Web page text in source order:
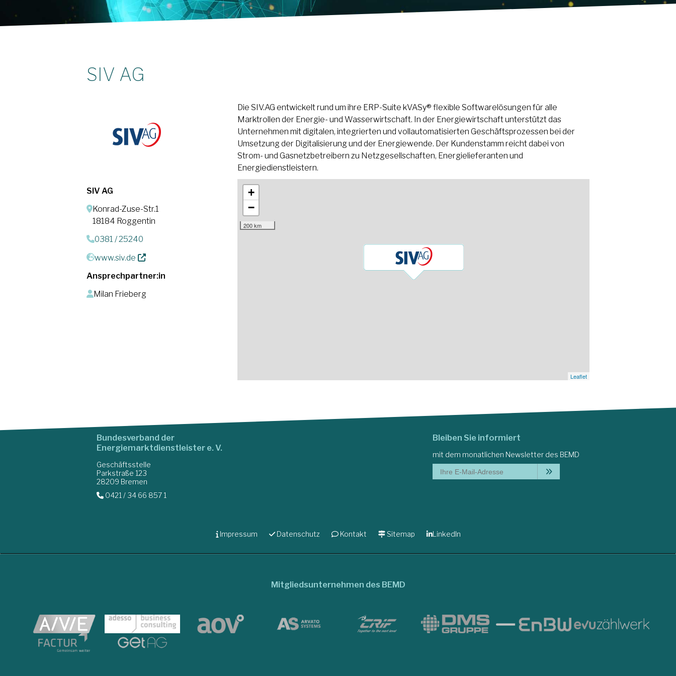
SIV AG
Die SIV.AG entwickelt rund um ihre ERP-Suite kVASy® flexible Softwarelösungen für alle
Marktrollen der Energie- und Wasserwirtschaft. In der Energiewirtschaft unterstützt das
Unternehmen mit digitalen, integrierten und vollautomatisierten Geschäftsprozessen bei der
Umsetzung der Digitalisierung und der Energiewende. Der Kundenstamm reicht dabei von
Strom- und Gasnetzbetreibern zu Netzgesellschaften, Energielieferanten und
Energiedienstleistern.
SIV AG
Konrad-Zuse-Str.1
18184 Roggentin
0381 / 25240
www.siv.de
Ansprechpartner:in
Milan Frieberg
+
−
200 km
Leaflet
Bundesverband der
Energiemarktdienstleister e. V.
Geschäftsstelle
Parkstraße 123
28209 Bremen
0421 / 34 66 857 1
Bleiben Sie informiert
mit dem monatlichen Newsletter des BEMD
Impressum Datenschutz Kontakt Sitemap LinkedIn
Mitgliedsunternehmen des BEMD